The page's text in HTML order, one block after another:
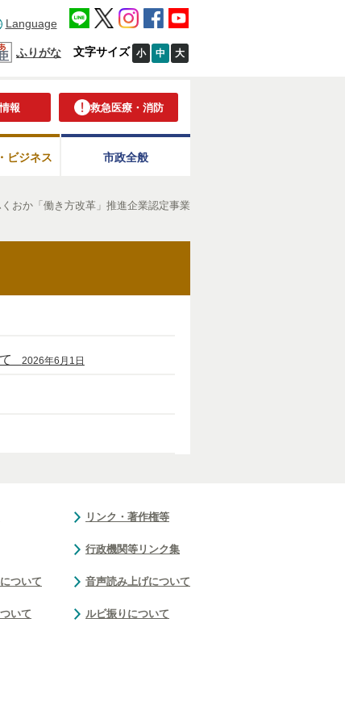
Language
ふりがな 文字サイズ 小 中 大
報 救急医療・消防
ビジネス 市政全般
おか「働き方改革」推進企業認定事業
2026年6月1日
ついて
いて
リンク・著作権等
行政機関等リンク集
音声読み上げについて
ルビ振りについて